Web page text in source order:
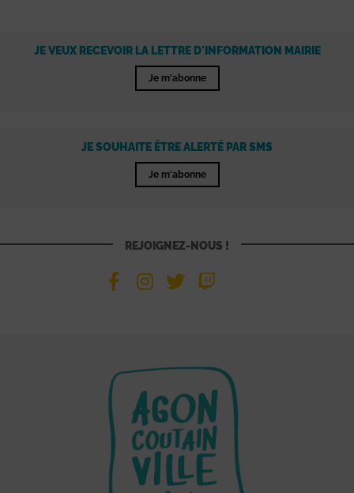
JE VEUX RECEVOIR LA LETTRE D'INFORMATION MAIRIE
Je m'abonne
JE SOUHAITE ÊTRE ALERTÉ PAR SMS
Je m'abonne
REJOIGNEZ-NOUS !